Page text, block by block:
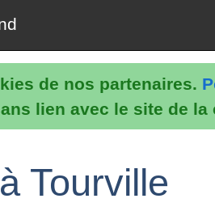
de nos partenaires.
lien avec le site de
Tourville